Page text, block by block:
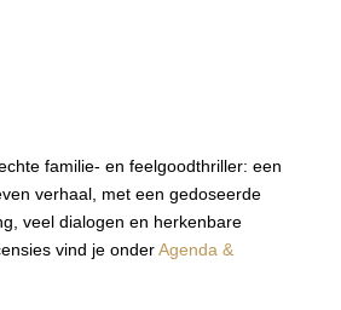
familie- en feelgoodthriller: een
verhaal, met een gedoseerde
veel dialogen en herkenbare
vind je onderAgenda &